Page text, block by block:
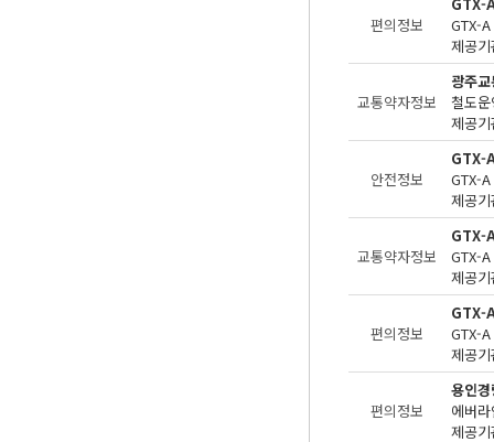
편의정보
제공
교통약자정보
광주
제공
안전정보
GTX-
제공
교통약자정보
GTX-
제공
편의정보
GTX-
제공
편의정보
용인
제공